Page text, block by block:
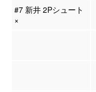
#7 新井 2Pシュート
×